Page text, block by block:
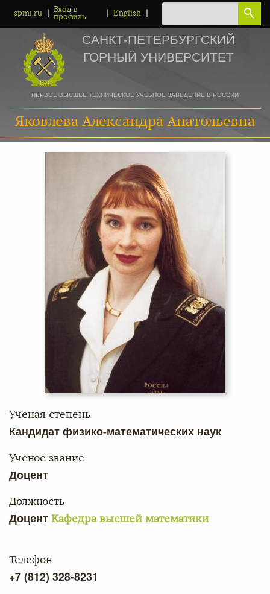
spmi.ru
Вход в
профиль
English
САНКТ-ПЕТЕРБУРГСКИЙ
ГОРНЫЙ УНИВЕРСИТЕТ
ПЕРВОЕ ВЫСШЕЕ ТЕХНИЧЕСКОЕ УЧЕБНОЕ ЗАВЕДЕНИЕ В РОССИИ
Яковлева Александра Анатольевна
Ученая степень
Кандидат физико-математических наук
Ученое звание
Доцент
Должность
Доцент Кафедра высшей математики
Телефон
+7 (812) 328-8231